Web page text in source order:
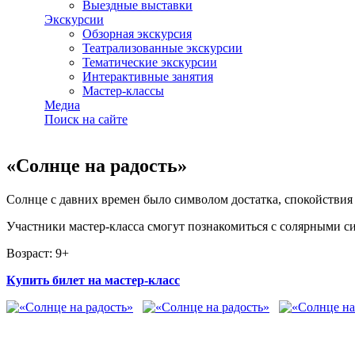
Выездные выставки
Экскурсии
Обзорная экскурсия
Театрализованные экскурсии
Тематические экскурсии
Интерактивные занятия
Мастер-классы
Медиа
Поиск на сайте
«Солнце на радость»
Солнце с давних времен было символом достатка,
Участники мастер-класса смогут познакомиться с
Возраст: 9+
Купить билет на мастер-класс